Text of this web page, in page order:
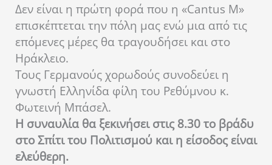
Δεν είναι η πρώτη φορά που η «Cantus M»
επισκέπτεται την πόλη μας ενώ μια από τις
επόμενες μέρες θα τραγουδήσει και στο
Ηράκλειο.
Τους Γερμανούς χορωδούς συνοδεύει η
γνωστή Ελληνίδα φίλη του Ρεθύμνου κ.
Φωτεινή Μπάσελ.
Η συναυλία θα ξεκινήσει στις 8.30 το βράδυ
στο Σπίτι του Πολιτισμού και η είσοδος είναι
ελεύθερη.